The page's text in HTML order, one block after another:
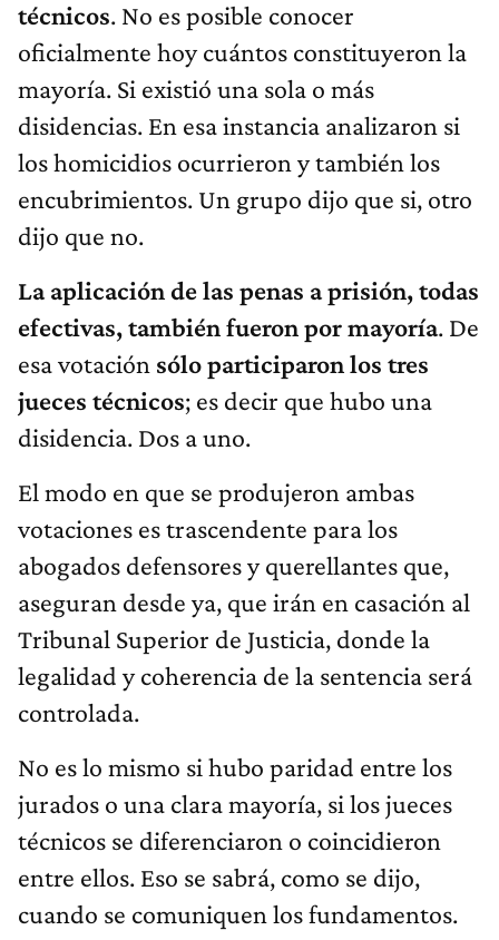
técnicos. No es posible conocer
oficialmente hoy cuántos constituyeron la
mayoría. Si existió una sola o más
disidencias. En esa instancia analizaron si
los homicidios ocurrieron y también los
encubrimientos. Un grupo dijo que si, otro
dijo que no.
La aplicación de las penas a prisión, todas
efectivas, también fueron por mayoría. De
esa votación sólo participaron los tres
jueces técnicos; es decir que hubo una
disidencia. Dos a uno.
El modo en que se produjeron ambas
votaciones es trascendente para los
abogados defensores y querellantes que,
aseguran desde ya, que irán en casación al
Tribunal Superior de Justicia, donde la
legalidad y coherencia de la sentencia será
controlada.
No es lo mismo si hubo paridad entre los
jurados o una clara mayoría, si los jueces
técnicos se diferenciaron o coincidieron
entre ellos. Eso se sabrá, como se dijo,
cuando se comuniquen los fundamentos.